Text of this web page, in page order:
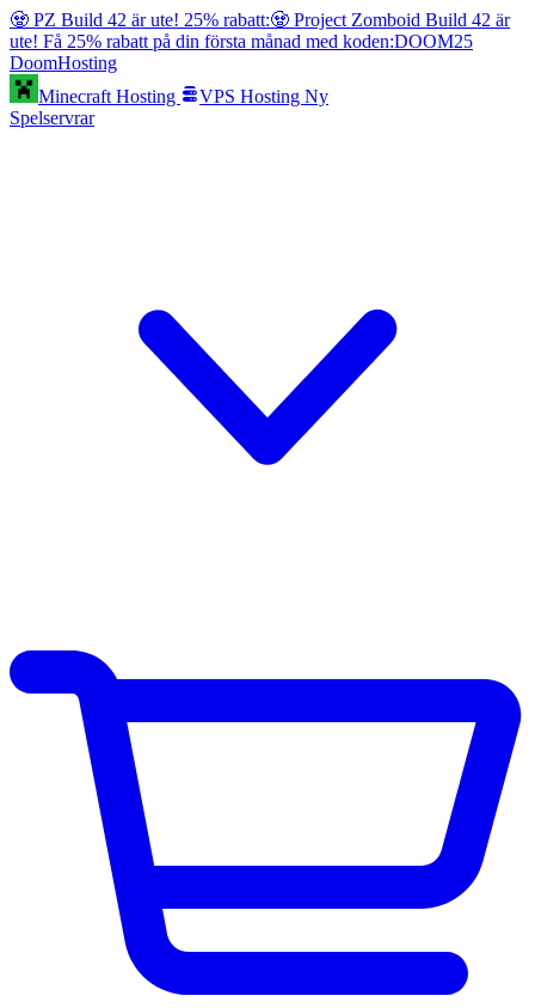
🧟 PZ Build 42 är ute! 25% rabatt:🧟 Project Zomboid Build 42 är
ute! Få 25% rabatt på din första månad med koden:DOOM25
DoomHosting
Minecraft Hosting
VPS Hosting Ny
Spelservrar